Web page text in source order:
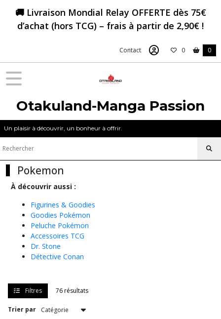
🚚 Livraison Mondial Relay OFFERTE dès 75€
d’achat (hors TCG) – frais à partir de 2,90€ !
Contact 0 0
Otakuland-Manga Passion
Un plaisir à découvrir, un bonheur à offrir.
Pokemon
À découvrir aussi :
Figurines & Goodies
Goodies Pokémon
Peluche Pokémon
Accessoires TCG
Dr. Stone
Détective Conan
Filtres 76 résultats
Trier par
Fermer
Tous
les
produits
Goodies
Pokemon
Figurine
Funko
POP
(34)
Peluche
Pokémon
(22)
(20)